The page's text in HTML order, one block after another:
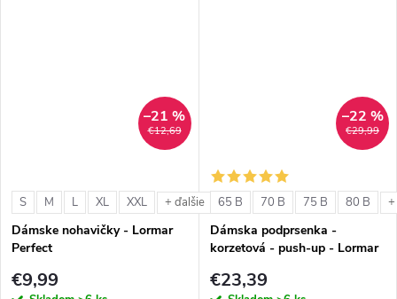
€12,69
–21 %
S M L XL XXL + ďalšie
Dámske nohavičky - Lormar
Perfect
€9,99
€29,99
–22 %
65 B 70 B 75 B 80 B
Dámska podprsenka -
korzetová - push-up - Lormar
€23,39